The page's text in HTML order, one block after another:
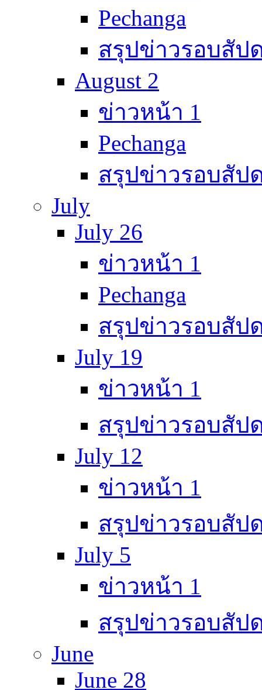
Pechanga
สรุปข่าวรอบสัป
August 2
ข่าวหน้า 1
Pechanga
สรุปข่าวรอบสัป
July
July 26
ข่าวหน้า 1
Pechanga
สรุปข่าวรอบสัป
July 19
ข่าวหน้า 1
สรุปข่าวรอบสัป
July 12
ข่าวหน้า 1
สรุปข่าวรอบสัป
July 5
ข่าวหน้า 1
สรุปข่าวรอบสัป
June
June 28